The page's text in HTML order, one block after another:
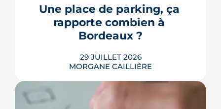
récemment réformées. Ce guide fait le
point, à jour de juillet 2026, sur vos
droits et ...
LIRE L'ARTICLE
Une place de parking, ça
rapporte combien à
Bordeaux ?
29 JUILLET 2026
MORGANE CAILLIÈRE